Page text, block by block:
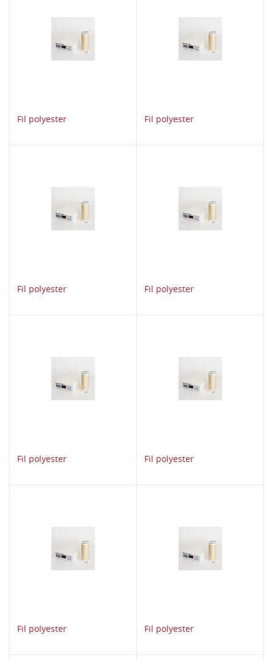
Fil polyester Fil polyester
Fil polyester Fil polyester
Fil polyester Fil polyester
Fil polyester Fil polyester